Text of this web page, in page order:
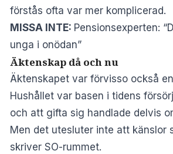
förstås ofta var mer komplicerad.
MISSA INTE: Pensionsexperten:
unga i onödan”
Äktenskap då och nu
Äktenskapet var förvisso också
Hushållet var basen i tidens
och att gifta sig handlade delvis
Men det utesluter inte att känslor
skriver SO-rummet.